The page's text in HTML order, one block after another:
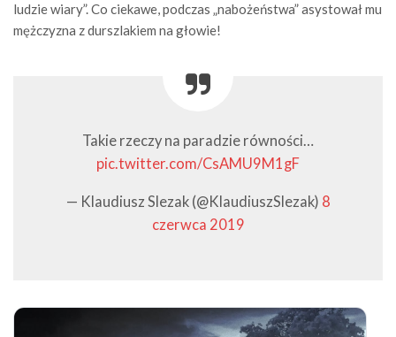
ludzie wiary”. Co ciekawe, podczas „nabożeństwa” asystował mu
mężczyzna z durszlakiem na głowie!
Takie rzeczy na paradzie równości…
pic.twitter.com/CsAMU9M1gF
— Klaudiusz Slezak (@KlaudiuszSlezak) 8
czerwca 2019